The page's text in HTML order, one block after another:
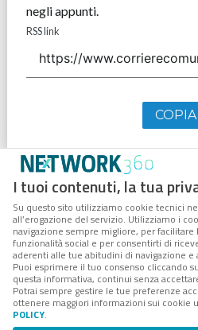
I tuoi contenuti, la tua
Su questo sito utilizziamo cookie tecnici
all’erogazione del servizio. Utilizziamo i
navigazione sempre migliore, per
funzionalità social e per consentirti di
aderenti alle tue abitudini di navigazione e
Puoi esprimere il tuo consenso cliccando
questa informativa, continui senza
Potrai sempre gestire le tue preferenze
ottenere maggiori informazioni sui cookie
POLICY.
negli appunti.
RSS link